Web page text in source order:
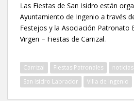
Las Fiestas de San Isidro están
Ayuntamiento de Ingenio a través
Festejos y la Asociación Patronato
Virgen – Fiestas de Carrizal.
Carrizal Fiestas Patronales
San Isidro Labrador
Villa de Ingenio